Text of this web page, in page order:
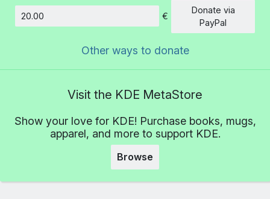
Amount
€
Donate via
PayPal
Other ways to donate
Visit the KDE MetaStore
Show your love for KDE! Purchase books, mugs,
apparel, and more to support KDE.
Browse